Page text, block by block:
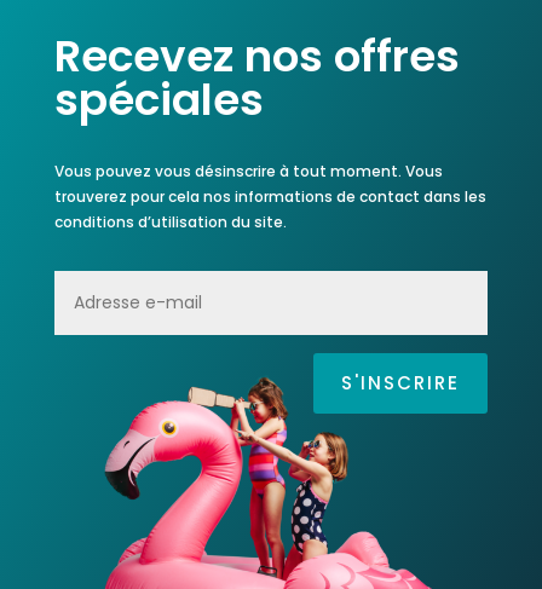
Recevez nos offres
spéciales
Vous pouvez vous désinscrire à tout moment. Vous
trouverez pour cela nos informations de contact dans les
conditions d’utilisation du site.
S'INSCRIRE